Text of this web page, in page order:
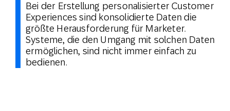
Bei der Erstellung personalisierter Customer
Experiences sind konsolidierte Daten die
größte Herausforderung für Marketer.
Systeme, die den Umgang mit solchen Daten
ermöglichen, sind nicht immer einfach zu
bedienen.